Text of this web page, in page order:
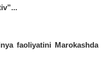
faoliyatini Marokashda